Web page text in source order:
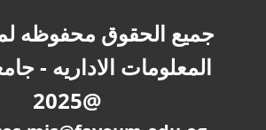
جميع الحقوق محفوظه
المعلومات الاداريه -
@2025